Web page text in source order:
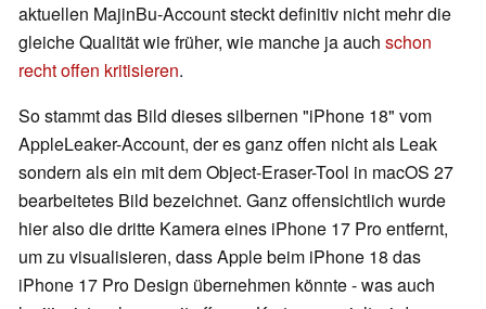
aktuellen MajinBu-Account steckt definitiv nicht mehr die
gleiche Qualität wie früher, wie manche ja auch schon
recht offen kritisieren.
So stammt das Bild dieses silbernen "iPhone 18" vom
AppleLeaker-Account, der es ganz offen nicht als Leak
sondern als ein mit dem Object-Eraser-Tool in macOS 27
bearbeitetes Bild bezeichnet. Ganz offensichtlich wurde
hier also die dritte Kamera eines iPhone 17 Pro entfernt,
um zu visualisieren, dass Apple beim iPhone 18 das
iPhone 17 Pro Design übernehmen könnte - was auch